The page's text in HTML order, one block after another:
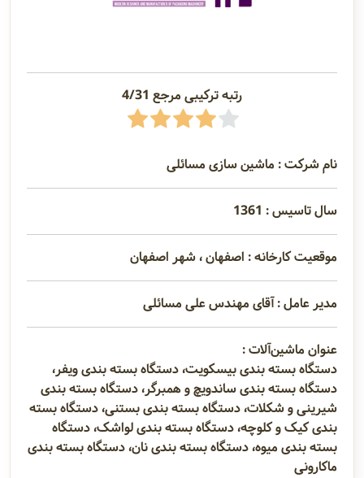
رتبه ترکیبی مرجع 4/31
نام شرکت : ماشین سازی مسائلی
سال تاسیس : 1361
موقعیت کارخانه : اصفهان ، شهر اصفهان
مدیر عامل : آقای مهندس علی مسائلی
عنوان ماشین‌آلات :
دستگاه بسته بندی بیسکویت، دستگاه بسته بندی ویفر،
دستگاه بسته بندی ساندویچ و همبرگر، دستگاه بسته بندی
شیرینی و شکلات، دستگاه بسته بندی بستنی، دستگاه بسته
بندی کیک و کلوچه، دستگاه بسته بندی لواشک، دستگاه
بسته بندی میوه، دستگاه بسته بندی نان، دستگاه بسته بندی
ماکارونی